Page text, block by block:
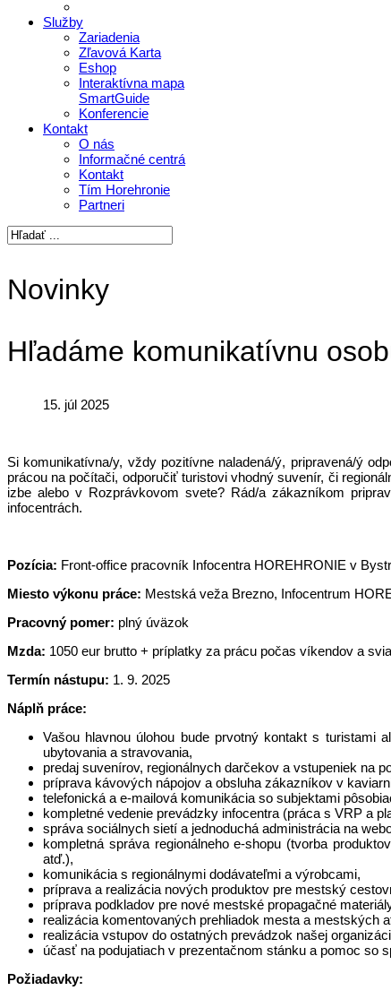
Služby
Zariadenia
Zľavová Karta
Eshop
Interaktívna mapa
SmartGuide
Konferencie
Kontakt
O nás
Informačné centrá
Kontakt
Tím Horehronie
Partneri
Novinky
Hľadáme komunikatívnu
15. júl 2025
Si komunikatívna/y, vždy pozitívne naladená/ý, pripravená/ý
prácou na počítači, odporučiť turistovi vhodný suvenír, či
izbe alebo v Rozprávkovom svete? Rád/a zákazníkom
infocentrách.
Pozícia: Front-office pracovník Infocentra HOREHRONIE v
Miesto výkonu práce: Mestská veža Brezno, Infocentrum
Pracovný pomer: plný úväzok
Mzda: 1050 eur brutto + príplatky za prácu počas víkendov a
Termín nástupu: 1. 9. 2025
Náplň práce:
Vašou hlavnou úlohou bude prvotný kontakt s turistami
ubytovania a stravovania,
predaj suvenírov, regionálnych darčekov a vstupeniek na
príprava kávových nápojov a obsluha zákazníkov v
telefonická a e-mailová komunikácia so subjektami
kompletné vedenie prevádzky infocentra (práca s VRP a
správa sociálnych sietí a jednoduchá administrácia na
kompletná správa regionálneho e-shopu (tvorba
atď.),
komunikácia s regionálnymi dodávateľmi a výrobcami,
príprava a realizácia nových produktov pre mestský
príprava podkladov pre nové mestské propagačné
realizácia komentovaných prehliadok mesta a mestských
realizácia vstupov do ostatných prevádzok našej
účasť na podujatiach v prezentačnom stánku a pomoc so
Požiadavky: